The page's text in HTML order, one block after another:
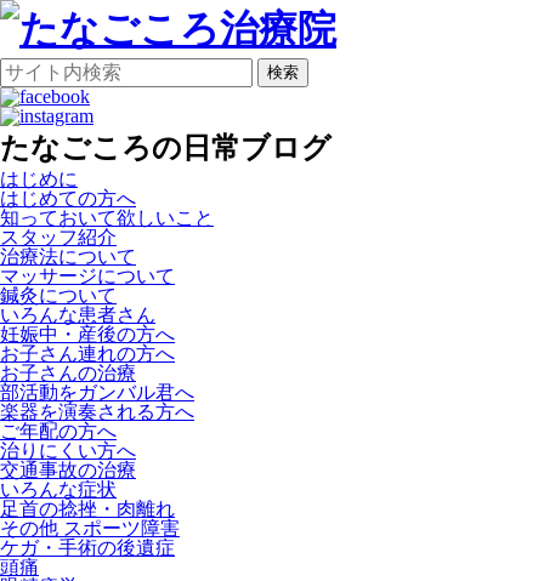
検索
たなごころの日常ブログ
はじめに
はじめての方へ
知っておいて欲しいこと
スタッフ紹介
治療法について
マッサージについて
鍼灸について
いろんな患者さん
妊娠中・産後の方へ
お子さん連れの方へ
お子さんの治療
部活動をガンバル君へ
楽器を演奏される方へ
ご年配の方へ
治りにくい方へ
交通事故の治療
いろんな症状
足首の捻挫・肉離れ
その他 スポーツ障害
ケガ・手術の後遺症
頭痛